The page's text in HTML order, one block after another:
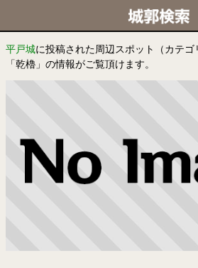
平戸城に投稿された周辺スポット（カテゴ
「乾櫓」の情報がご覧頂けます。